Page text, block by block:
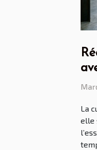
La
elle